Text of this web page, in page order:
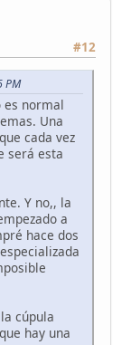
#12
PM
es normal
Una
cada vez
será esta
Y no,, la
a
hace dos
cúpula
hay una